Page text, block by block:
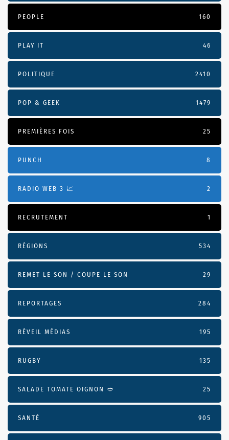
PEOPLE 160
PLAY IT 46
POLITIQUE 2410
POP & GEEK 1479
PREMIÈRES FOIS 25
PUNCH 8
RADIO WEB 3 📈 2
RECRUTEMENT 1
RÉGIONS 534
REMET LE SON / COUPE LE SON 29
REPORTAGES 284
RÉVEIL MÉDIAS 195
RUGBY 135
SALADE TOMATE OIGNON 🥙 25
SANTÉ 905